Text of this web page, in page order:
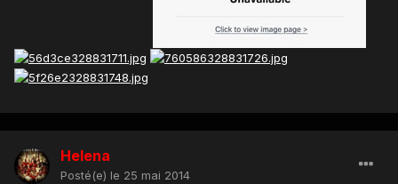
Helena
Posté(e) le 25 mai 2014